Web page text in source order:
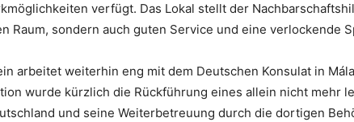
verfügt. Das Lokal stellt der
Raum, sondern auch guten Service und eine verlockende
arbeitet weiterhin eng mit dem Deutschen Konsulat in
wurde kürzlich die Rückführung eines allein nicht mehr
und seine Weiterbetreuung durch die dortigen